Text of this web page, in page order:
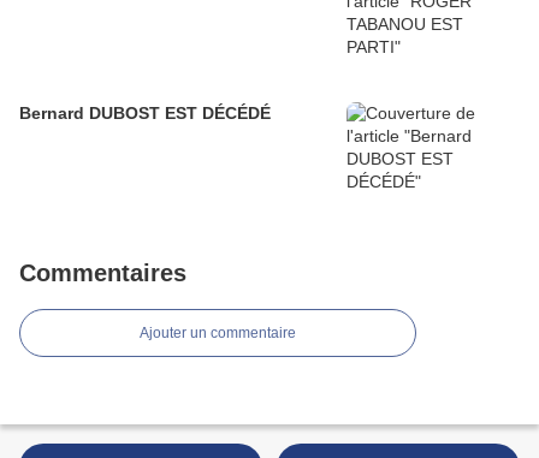
Bernard DUBOST EST DÉCÉDÉ
Commentaires
Ajouter un commentaire